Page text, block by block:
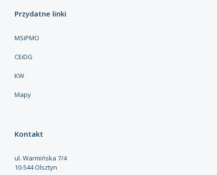
Przydatne linki
MSiPMO
CEiDG
KW
Mapy
Kontakt
ul. Warmińska 7/4
10-544 Olsztyn